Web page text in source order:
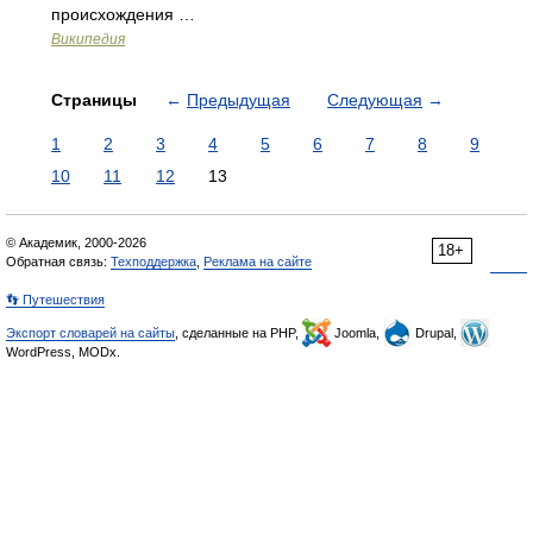
происхождения …
Википедия
Страницы ← Предыдущая Следующая →
1 2 3 4 5 6 7 8
9
10
11 12 13
18+
© Академик, 2000-2026
Обратная связь: Техподдержка Реклама на сайте
👣 Путешествия
Экспорт словарей на сайты , сделанные на PHP, Joomla,
Drupal,
WordPress, MODx.